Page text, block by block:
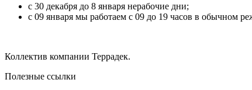
с 30 декабря до 8 января нерабочие дни;
c 09 января мы работаем с 09 до 19 часов в обычном
Коллектив компании Террадек.
Полезные ссылки